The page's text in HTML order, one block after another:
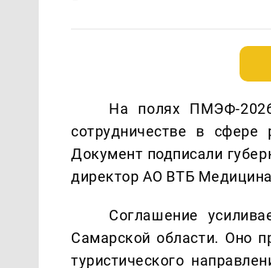
На полях ПМЭФ-
сотрудничестве в сфере
Документ подписали
директор АО ВТБ Медицина
Соглашение
Самарской области. Оно
туристического